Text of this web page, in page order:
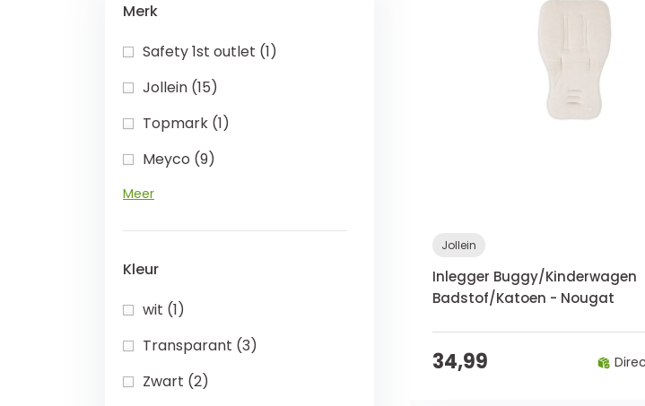
Merk
Safety 1st outlet (1)
Jollein (15)
Topmark (1)
Meyco (9)
Meer
Kleur
wit (1)
Transparant (3)
Zwart (2)
Jollein
Inlegger Buggy/Kinderwagen
Badstof/Katoen - Nougat
34,99